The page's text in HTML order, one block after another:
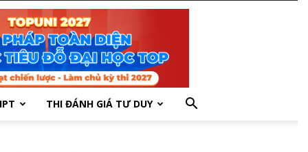
THI ĐÁNH GIÁ TƯ DUY